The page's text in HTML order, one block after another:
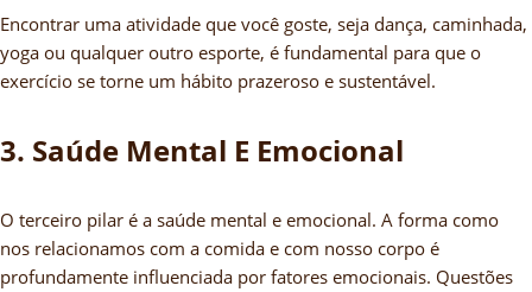
Encontrar uma atividade que você goste, seja dança, caminhada,
yoga ou qualquer outro esporte, é fundamental para que o
exercício se torne um hábito prazeroso e sustentável.
3. Saúde Mental E Emocional
O terceiro pilar é a saúde mental e emocional. A forma como
nos relacionamos com a comida e com nosso corpo é
profundamente influenciada por fatores emocionais. Questões